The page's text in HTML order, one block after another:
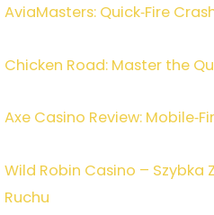
AviaMasters: Quick‑Fire
Chicken Road: Master the
Axe Casino Review:
Wild Robin Casino – Szybka
Ruchu